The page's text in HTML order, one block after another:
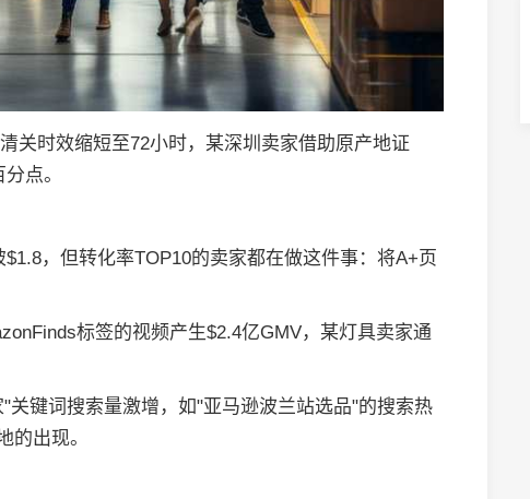
关时效缩短至72小时，某深圳卖家借助原产地证
点。
，但转化率TOP10的卖家都在做这件事：将A+页
标签的视频产生$2.4亿GMV，某灯具卖家通
键词搜索量激增，如"亚马逊波兰站选品"的搜索热
的出现。